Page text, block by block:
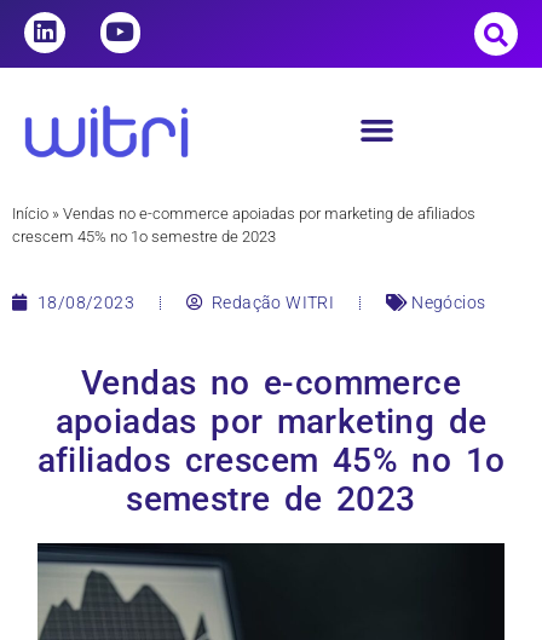
Início » Vendas no e-commerce apoiadas por marketing de afiliados
crescem 45% no 1o semestre de 2023
18/08/2023 Redação WITRI Negócios
Vendas no e-commerce
apoiadas por marketing de
afiliados crescem 45% no 1o
semestre de 2023